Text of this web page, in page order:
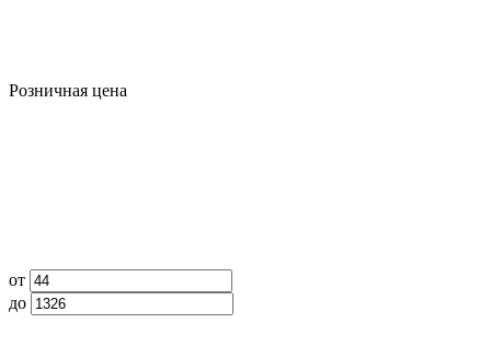
Розничная цена
от
до